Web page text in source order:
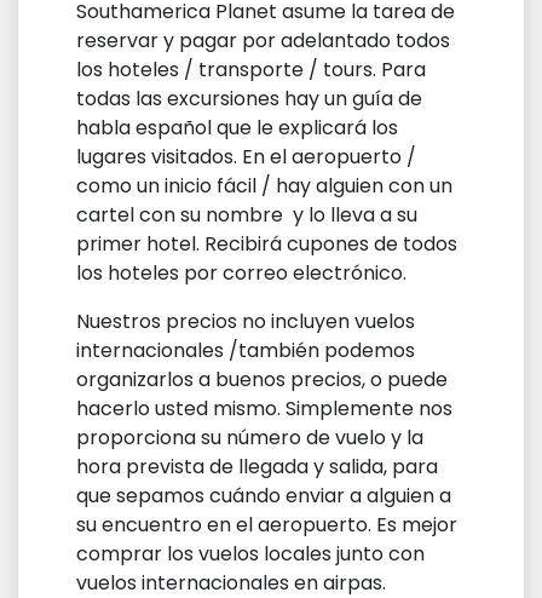
Southamerica Planet asume la tarea de
reservar y pagar por adelantado todos
los hoteles / transporte / tours. Para
todas las excursiones hay un guía de
habla español que le explicará los
lugares visitados. En el aeropuerto /
como un inicio fácil / hay alguien con un
cartel con su nombre y lo lleva a su
primer hotel. Recibirá cupones de todos
los hoteles por correo electrónico.
Nuestros precios no incluyen vuelos
internacionales /también podemos
organizarlos a buenos precios, o puede
hacerlo usted mismo. Simplemente nos
proporciona su número de vuelo y la
hora prevista de llegada y salida, para
que sepamos cuándo enviar a alguien a
su encuentro en el aeropuerto. Es mejor
comprar los vuelos locales junto con
vuelos internacionales en airpas.